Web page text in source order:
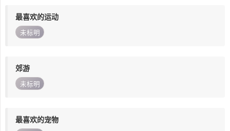
最喜欢的运动
未标明
郊游
未标明
最喜欢的宠物